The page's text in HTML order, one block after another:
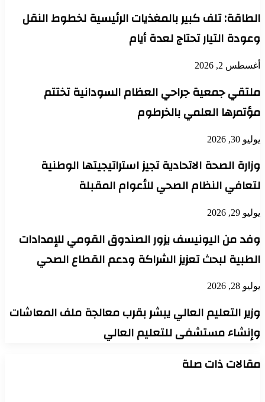
الطاقة: تلف كبير بالمغذيات الرئيسية لخطوط النقل
وعودة التيار تحتاج لعدة أيام
أغسطس 2, 2026
ملتقي جمعية جراحي العظام السودانية تختتم
مؤتمرها العلمي بالخرطوم
يوليو 30, 2026
وزارة الصحة الاتحادية تجيز استراتيجيتها الوطنية
لتعافي النظام الصحي للأعوام المقبلة
يوليو 29, 2026
وفد من اليونيسف يزور الصندوق القومي للإمدادات
الطبية لبحث تعزيز الشراكة ودعم القطاع الصحي
يوليو 28, 2026
وزير التعليم العالي يبشر بقرب معالجة ملف المعاشات
وإنشاء مستشفى للتعليم العالي
مقالات ذات صلة